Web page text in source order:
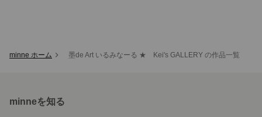
minne ホーム 墨de Art いるみなーる ★ Kei's GALLERY の作品一覧
minneを知る